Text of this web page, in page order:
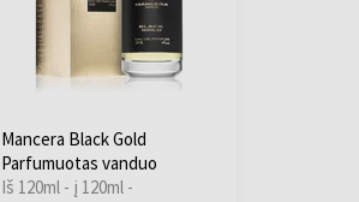
Mancera Black Gold
Parfumuotas vanduo
Iš 120ml - į 120ml -